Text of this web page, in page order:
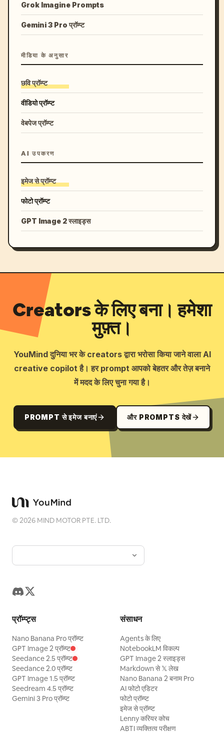
Grok Imagine Prompts
Gemini 3 Pro प्रॉम्प्ट
मीडिया के अनुसार
छवि प्रॉम्प्ट
वीडियो प्रॉम्प्ट
वेबपेज प्रॉम्प्ट
AI उपकरण
इमेज से प्रॉम्प्ट
फोटो प्रॉम्प्ट
GPT Image 2 स्लाइड्स
Creators के लिए बना। हमेशा
मुफ़्त।
YouMind दुनिया भर के creators द्वारा भरोसा किया जाने वाला AI
creative copilot है। हर prompt आपको बेहतर और तेज़ बनाने
में मदद के लिए चुना गया है।
PROMPT से इमेज बनाएं और PROMPTS देखें
©2026 MIND MOTOR PTE. LTD.
प्रॉम्प्ट्स
Nano Banana Pro प्रॉम्प्ट
GPT Image 2 प्रॉम्प्ट
Seedance 2.5 प्रॉम्प्ट
Seedance 2.0 प्रॉम्प्ट
GPT Image 1.5 प्रॉम्प्ट
Seedream 4.5 प्रॉम्प्ट
Gemini 3 Pro प्रॉम्प्ट
संसाधन
Agents के लिए
NotebookLM विकल्प
GPT Image 2 स्लाइड्स
Markdown से 𝕏 लेख
Nano Banana 2 बनाम Pro
AI फोटो एडिटर
फोटो प्रॉम्प्ट
इमेज से प्रॉम्प्ट
Lenny करियर कोच
ABTI व्यक्तित्व परीक्षण